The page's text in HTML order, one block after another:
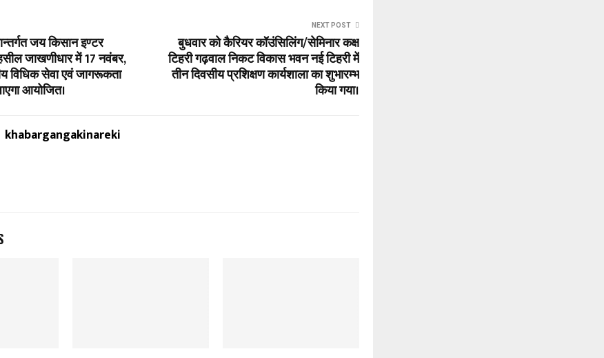
जय किसान इण्टर
जाखणीधार में 17 नवंबर,
विधिक सेवा एवं जागरूकता
आयोजित।
NEXT POST
बुधवार को कैरियर कॉउंसिलिंग/सेमिनार कक्ष
टिहरी गढ़वाल निकट विकास भवन नई टिहरी में
तीन दिवसीय प्रशिक्षण कार्यशाला का शुभारम्भ
किया गया।
khabargangakinareki